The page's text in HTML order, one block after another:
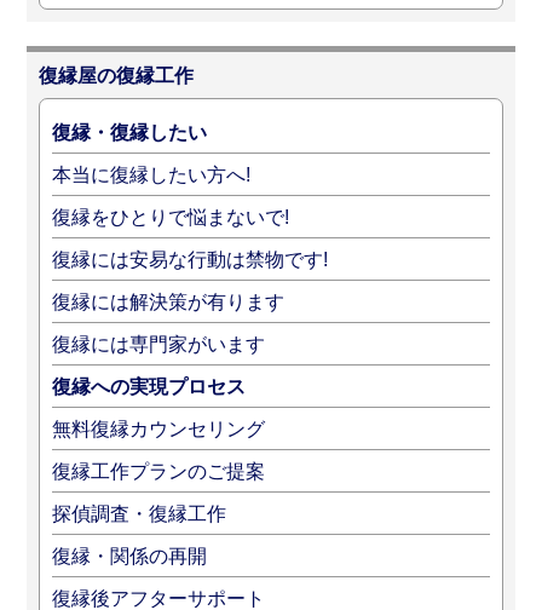
復縁屋の復縁工作
復縁・復縁したい
本当に復縁したい方へ!
復縁をひとりで悩まないで!
復縁には安易な行動は禁物です!
復縁には解決策が有ります
復縁には専門家がいます
復縁への実現プロセス
無料復縁カウンセリング
復縁工作プランのご提案
探偵調査・復縁工作
復縁・関係の再開
復縁後アフターサポート